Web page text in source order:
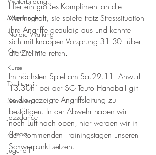
Mitteilungen
Nordic Walking
Kinderturnen
Kurse
Tischtennis
Senioren
Jazzdance
Zumba
Jugend F
Hier ein großes Kompliment an die
Mannschaft, sie spielte trotz Stresssituation
ihre Angriffe geduldig aus und konnte
sich mit knappen Vorsprung 31:30  über
die Ziellinie retten.
Im nächsten Spiel am Sa.29.11. Anwurf
13.30h  bei der SG Teuto Handball gilt
es die gezeigte Angriffsleitung zu
bestätigen. In der Abwehr haben wir
noch Luft nach oben, hier werden wir in
den kommenden Trainingstagen unseren
Schwerpunkt setzen.